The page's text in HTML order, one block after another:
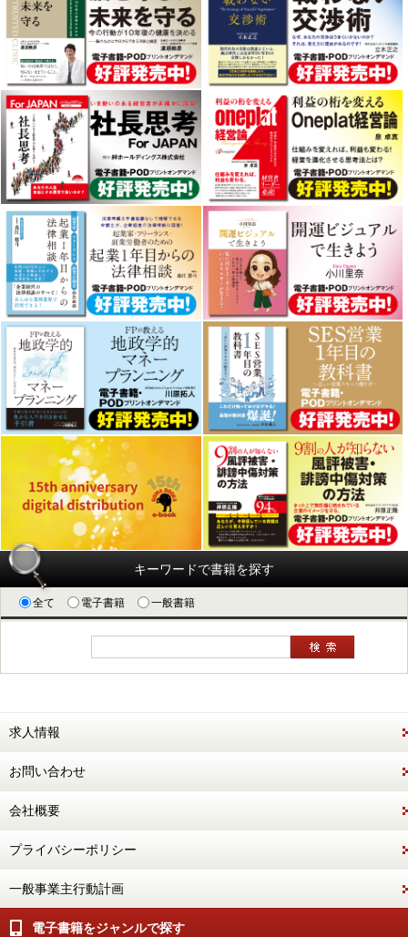
キーワードで書籍を探す
全て 電子書籍 一般書籍
求人情報
お問い合わせ
会社概要
プライバシーポリシー
一般事業主行動計画
電子書籍をジャンルで探す